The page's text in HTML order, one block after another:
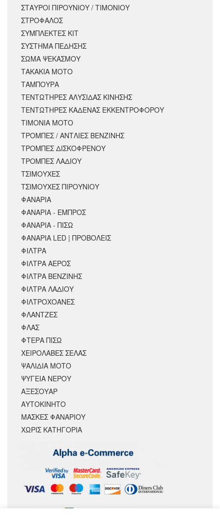
ΣΤΑΥΡΟΙ ΠΙΡΟΥΝΙΟΥ / ΤΙΜΟΝΙΟΥ
ΣΤΡΟΦΑΛΟΣ
ΣΥΜΠΛΕΚΤΕΣ ΚΙΤ
ΣΥΣΤΗΜΑ ΠΕΔΗΣΗΣ
ΣΩΜΑ ΨΕΚΑΣΜΟΥ
ΤΑΚΑΚΙΑ ΜΟΤΟ
ΤΑΜΠΟΥΡΑ
ΤΕΝΤΩΤΗΡΕΣ ΑΛΥΣΙΔΑΣ ΚΙΝΗΣΗΣ
ΤΕΝΤΩΤΗΡΕΣ ΚΑΔΕΝΑΣ ΕΚΚΕΝΤΡΟΦΟΡΟΥ
ΤΙΜΟΝΙΑ ΜΟΤΟ
ΤΡΟΜΠΕΣ / ΑΝΤΛΙΕΣ ΒΕΝΖΙΝΗΣ
ΤΡΟΜΠΕΣ ΔΙΣΚΟΦΡΕΝΟΥ
ΤΡΟΜΠΕΣ ΛΑΔΙΟΥ
ΤΣΙΜΟΥΧΕΣ
ΤΣΙΜΟΥΧΕΣ ΠΙΡΟΥΝΙΟΥ
ΦΑΝΑΡΙΑ
ΦΑΝΑΡΙΑ - ΕΜΠΡΟΣ
ΦΑΝΑΡΙΑ - ΠΙΣΩ
ΦΑΝΑΡΙΑ LED | ΠΡΟΒΟΛΕΙΣ
ΦΙΛΤΡΑ
ΦΙΛΤΡΑ ΑΕΡΟΣ
ΦΙΛΤΡΑ ΒΕΝΖΙΝΗΣ
ΦΙΛΤΡΑ ΛΑΔΙΟΥ
ΦΙΛΤΡΟΧΟΑΝΕΣ
ΦΛΑΝΤΖΕΣ
ΦΛΑΣ
ΦΤΕΡΑ ΠΙΣΩ
ΧΕΙΡΟΛΑΒΕΣ ΣΕΛΑΣ
ΨΑΛΙΔΙΑ ΜΟΤΟ
ΨΥΓΕΙΑ ΝΕΡΟΥ
ΑΞΕΣΟΥΆΡ
ΑΥΤΟΚΙΝΗΤΟ
ΜΑΣΚΕΣ ΦΑΝΑΡΙΟΥ
ΧΩΡΊΣ ΚΑΤΗΓΟΡΊΑ